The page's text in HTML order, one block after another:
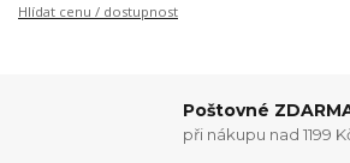
Hlídat cenu / dostupnost
Poštovné
při nákupu nad 1199